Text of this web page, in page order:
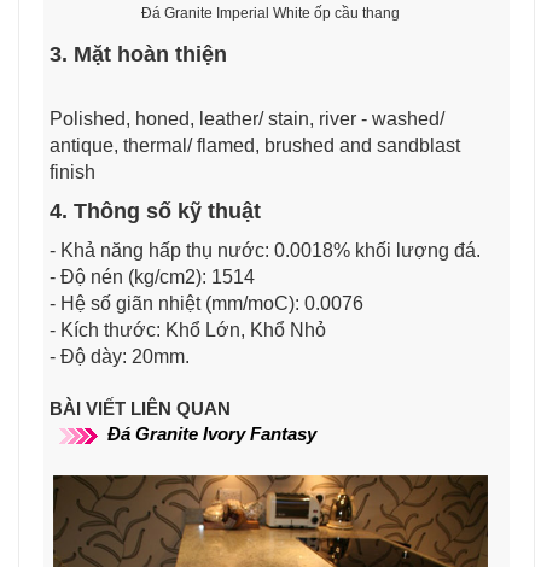
Đá Granite Imperial White ốp cầu thang
3. Mặt hoàn thiện
Polished, honed, leather/ stain, river - washed/
antique, thermal/ flamed, brushed and sandblast
finish
4. Thông số kỹ thuật
- Khả năng hấp thụ nước: 0.0018% khối lượng đá.
- Độ nén (kg/cm2): 1514
- Hệ số giãn nhiệt (mm/moC): 0.0076
- Kích thước: Khổ Lớn, Khổ Nhỏ
- Độ dày: 20mm.
BÀI VIẾT LIÊN QUAN
Đá Granite Ivory Fantasy